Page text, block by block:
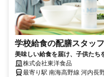
学校給食の配膳スタッフ
美味しい給食を届け、子供たち
株式会社東洋食品
最寄り駅 南海高野線 河内長野駅 アクセス 河内長野駅から 車